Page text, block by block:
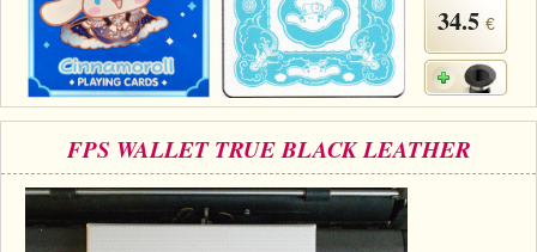
34.5 €
FPS WALLET TRUE BLACK LEATHER